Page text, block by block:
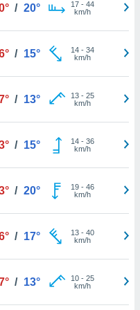
/ 20° 17- 44
km/h
/ 15° 14- 34
km/h
/ 13° 13- 25
km/h
/ 15° 14- 36
km/h
/ 20° 19- 46
km/h
/ 17° 13- 40
km/h
/ 13° 10- 25
km/h